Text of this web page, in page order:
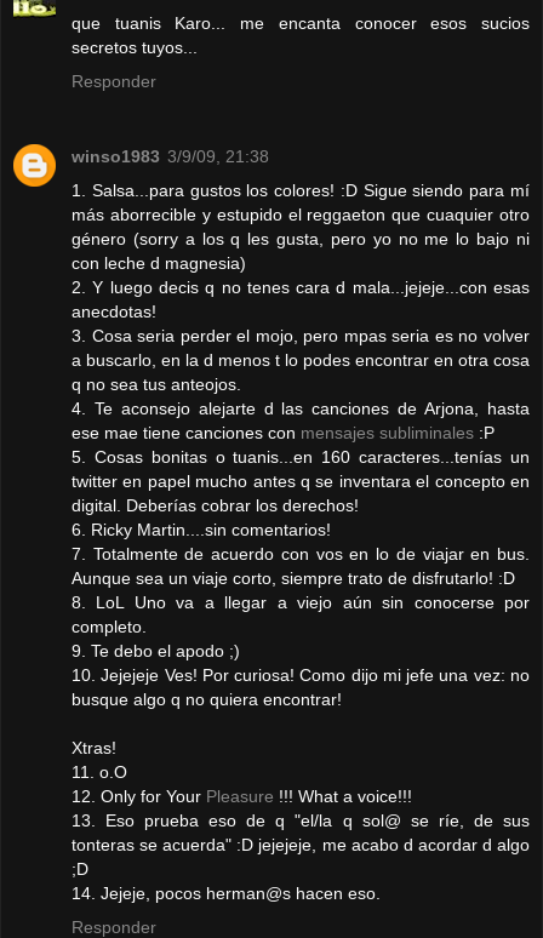
que tuanis Karo... me encanta conocer esos sucios
secretos tuyos...
Responder
winso1983 3/9/09, 21:38
1. Salsa...para gustos los colores! :D Sigue siendo para mí
más aborrecible y estupido el reggaeton que cuaquier otro
género (sorry a los q les gusta, pero yo no me lo bajo ni
con leche d magnesia)
2. Y luego decis q no tenes cara d mala...jejeje...con esas
anecdotas!
3. Cosa seria perder el mojo, pero mpas seria es no volver
a buscarlo, en la d menos t lo podes encontrar en otra cosa
q no sea tus anteojos.
4. Te aconsejo alejarte d las canciones de Arjona, hasta
ese mae tiene canciones con mensajes subliminales :P
5. Cosas bonitas o tuanis...en 160 caracteres...tenías un
twitter en papel mucho antes q se inventara el concepto en
digital. Deberías cobrar los derechos!
6. Ricky Martin....sin comentarios!
7. Totalmente de acuerdo con vos en lo de viajar en bus.
Aunque sea un viaje corto, siempre trato de disfrutarlo! :D
8. LoL Uno va a llegar a viejo aún sin conocerse por
completo.
9. Te debo el apodo ;)
10. Jejejeje Ves! Por curiosa! Como dijo mi jefe una vez: no
busque algo q no quiera encontrar!
Xtras!
11. o.O
12. Only for Your Pleasure !!! What a voice!!!
13. Eso prueba eso de q "el/la q sol@ se ríe, de sus
tonteras se acuerda" :D jejejeje, me acabo d acordar d algo
;D
14. Jejeje, pocos herman@s hacen eso.
Responder